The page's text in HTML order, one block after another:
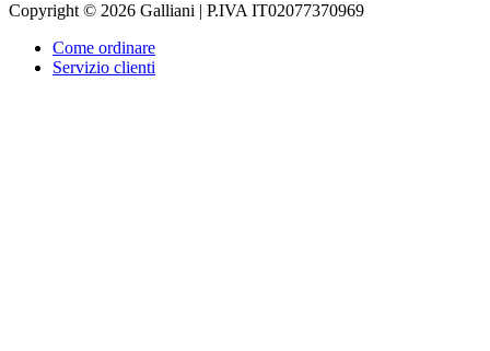
Copyright © 2026 Galliani | P.IVA IT02077370969
Come ordinare
Servizio clienti